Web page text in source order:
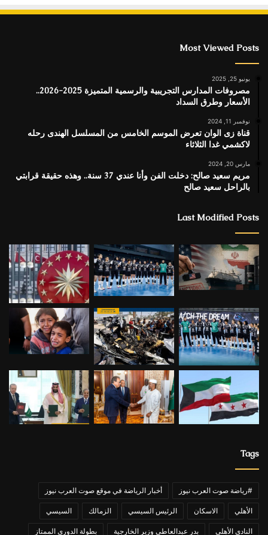
Most Viewed Posts
يونيو 25, 2025
مصروفات المدارس التجريبية والرسمية المتميزة 2025-2026..
الأسعار وطرق السداد
نوفمبر 11, 2024
قناة زى الوان تعرض الموسم الخامس من المسلسل الهندى رحله
لاكشمي غدا الثلاثاء
مارس 20, 2024
مريم سعيد صالح: دخلت الفن وأنا عندي 37 سنة.. وهذه حقيقة قرابتي
بالراحل سعيد صالح
Last Modified Posts
Tags
#رياضة صوت العرب نيوز أخبار الرياضة في موقع صوت العرب نيوز
الأهلي الاسكان الرئيس السيسي الزمالك السيسي
النادي الأهلي بدر عبدالعاطي وزير الخارجية بطولة الدوري الممتاز